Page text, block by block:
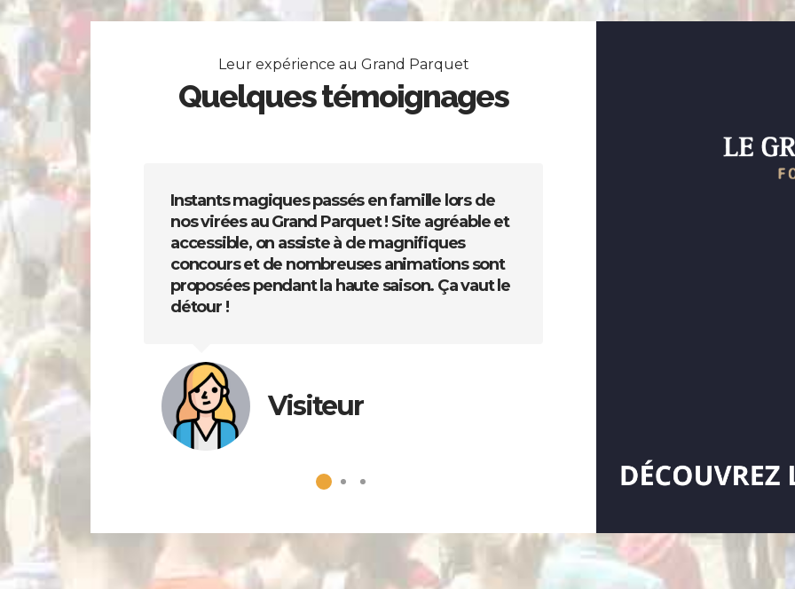
Leur expérience au Grand Parquet
Quelques témoignages
Instants magiques passés en famille lors de
nos virées au Grand Parquet ! Site agréable et
accessible, on assiste à de magnifiques
concours et de nombreuses animations sont
proposées pendant la haute saison. Ça vaut le
détour !
Visiteur
magnifique et permet